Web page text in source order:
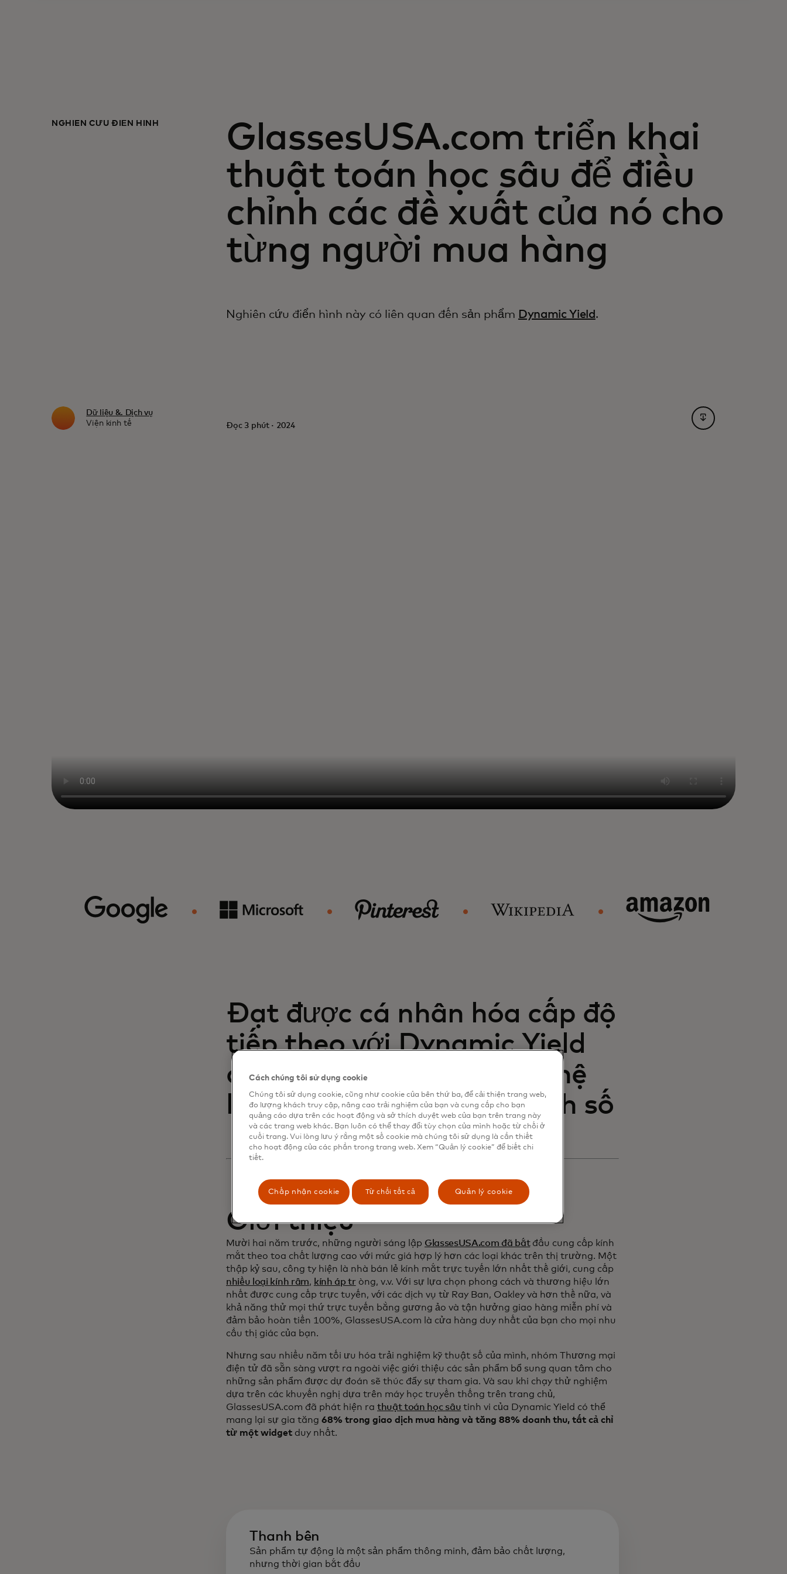
NGHIÊN CỨU ĐIỂN HÌNH
GlassesUSA.com triển khai
thuật toán học sâu để điều
chỉnh các đề xuất của nó cho
từng người mua hàng
Nghiên cứu điển hình này có liên quan đến sản phẩm Dynamic Yield .
Dữ liệu &. Dịch vụ
Viện kinh tế
Đọc 3 phút · 2024
opens in a new tab
Đạt được cá nhân hóa cấp độ
tiếp theo với Dynamic Yield
để tăng cường mối quan hệ
khách hàng và tăng doanh số
Giới thiệu
Mười hai năm trước, những người sáng lập GlassesUSA.com đã bắtđầu cung cấp kính
mắt theo toa chất lượng cao với mức giá hợp lý hơn các loại khác trên thị trường. Một
thập kỷ sau, công ty hiện là nhà bán lẻ kính mắt trực tuyến lớn nhất thế giới, cung cấp
nhiều loại kính râm, kính áp tròng, v.v. Với sự lựa chọn phong cách và thương hiệu lớn
nhất được cung cấp trực tuyến, với các dịch vụ từ Ray Ban, Oakley và hơn thế nữa, và
khả năng thử mọi thứ trực tuyến bằng gương ảo và tận hưởng giao hàng miễn phí và
đảm bảo hoàn tiền 100%, GlassesUSA.com là cửa hàng duy nhất của bạn cho mọi nhu
cầu thị giác của bạn.
Nhưng sau nhiều năm tối ưu hóa trải nghiệm kỹ thuật số của mình, nhóm Thương mại
điện tử đã sẵn sàng vượt ra ngoài việc giới thiệu các sản phẩm bổ sung quan tâm cho
những sản phẩm được dự đoán sẽ thúc đẩy sự tham gia. Và sau khi chạy thử nghiệm
dựa trên các khuyến nghị dựa trên máy học truyền thống trên trang chủ,
GlassesUSA.com đã phát hiện ra thuật toán học sâu tinh vi của Dynamic Yield có thể
mang lại sự gia tăng 68% trong giao dịch mua hàng và tăng 88% doanh thu, tất cả chỉ
từ một widget duy nhất.
Thanh bên
Sản phẩm tự động là một sản phẩm thông minh, đảm bảo chất lượng,
nhưng thời gian bắt đầu
Cách chúng tôi sử dụng cookie
Chúng tôi sử dụng cookie, cũng như cookie của bên thứ ba, để cải thiện trang web,
đo lượng khách truy cập, nâng cao trải nghiệm của bạn và cung cấp cho bạn
quảng cáo dựa trên các hoạt động và sở thích duyệt web của bạn trên trang này
và các trang web khác. Bạn luôn có thể thay đổi tùy chọn của mình hoặc từ chối ở
cuối trang. Vui lòng lưu ý rằng một số cookie mà chúng tôi sử dụng là cần thiết
cho hoạt động của các phần trong trang web. Xem “Quản lý cookie” để biết chi
tiết.
Chấp nhận cookie Từ chối tất cả Quản lý cookie